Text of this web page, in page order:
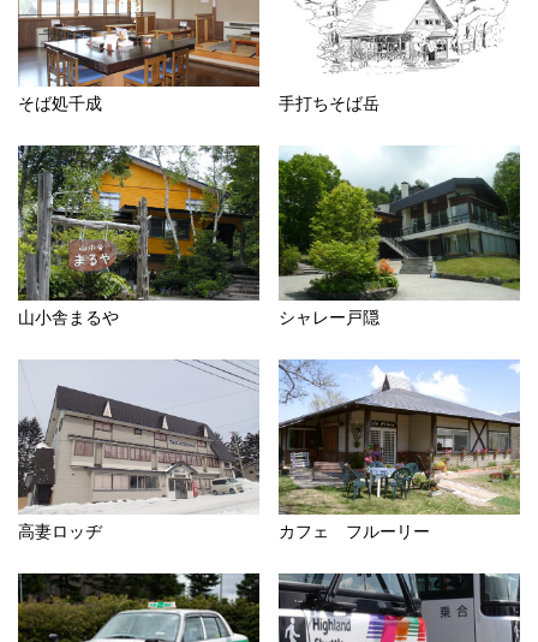
そば処千成 手打ちそば岳
山小舎まるや シャレー戸隠
高妻ロッヂ カフェ フルーリー